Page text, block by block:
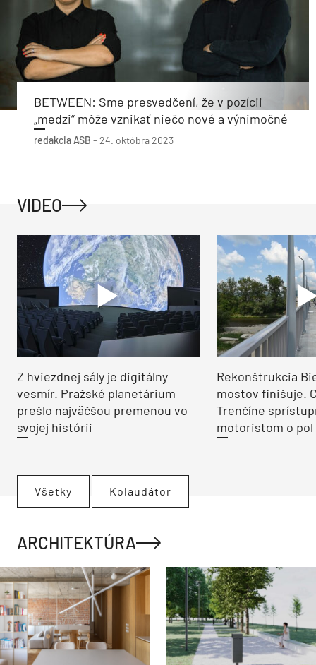
BETWEEN: Sme presvedčení, že v pozícii
„medzi“ môže vznikať niečo nové a výnimočné
redakcia ASB - 24. októbra 2023
VIDEO
Z hviezdnej sály je digitálny
vesmír. Pražské planetárium
prešlo najväčšou premenou vo
svojej histórii
Rekonštrukcia
mostov finišuje.
Trenčíne
motoristom o pol
Všetky Kolaudátor
ARCHITEKTÚRA